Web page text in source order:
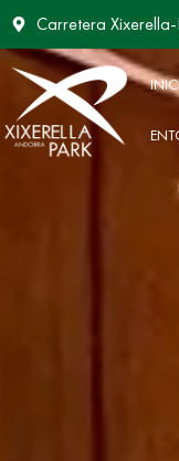
Carretera